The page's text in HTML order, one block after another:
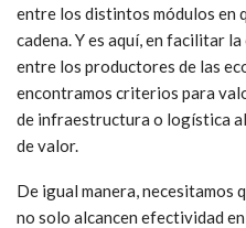
entre los distintos módulos en
cadena. Y es aquí, en facilitar
entre los productores de las
encontramos criterios para
de infraestructura o logística
de valor.
De igual manera, necesitamos
no solo alcancen efectividad